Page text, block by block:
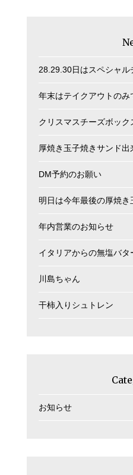
28.29.30日はスペシャ
年末はテイクアウトのみ
クリスマスチーズボック
厚焼き玉子焼きサンド出
DM予約のお願い
明日は今年最後の厚焼き
年内営業のお知らせ
イタリアからの無塩バタ
川島ちゃん
干柿入りシュトレン
お知らせ